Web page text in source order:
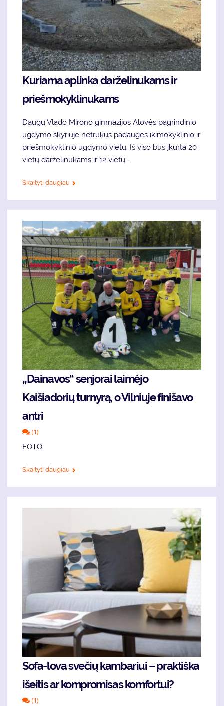
Kuriama aplinka darželinukams ir
priešmokyklinukams
Daugų Vlado Mirono gimnazijos Alovės pagrindinio
ugdymo skyriuje netrukus padaugės ikimokyklinio ir
priešmokyklinio ugdymo vietų. Iš viso bus įkurta 20
vietų darželinukams ir 12 vietų...
Skaityti daugiau
„Dainavos“ senjorai laimėjo
Kaišiadorių turnyrą, o Vilniuje finišavo
antri
(1)
FOTO
Skaityti daugiau
Sofa-lova svečių kambariui – praktiška
išeitis ar kompromisas komfortui?
(1)